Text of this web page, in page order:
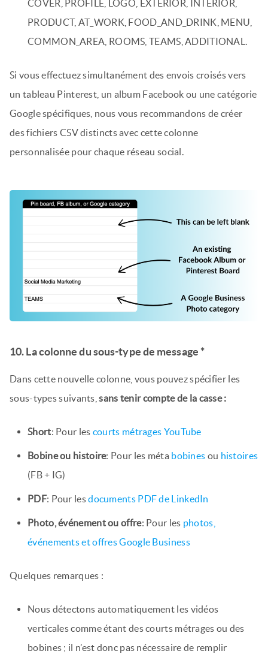
COVER, PROFILE, LOGO, EXTERIOR, INTERIOR,
PRODUCT, AT_WORK, FOOD_AND_DRINK, MENU,
COMMON_AREA, ROOMS, TEAMS, ADDITIONAL.
Si vous effectuez simultanément des envois croisés vers
un tableau Pinterest, un album Facebook ou une catégorie
Google spécifiques, nous vous recommandons de créer
des fichiers CSV distincts avec cette colonne
personnalisée pour chaque réseau social.
10. La colonne du sous-type de message *
Dans cette nouvelle colonne, vous pouvez spécifier les
sous-types suivants,sans tenir compte de la casse :
Short: Pour les courts métrages YouTube
Bobine ou histoire: Pour les méta bobines ou histoires
(FB + IG)
PDF: Pour lesdocuments PDF de LinkedIn
Photo, événement ou offre: Pour les photos,
événements et offres Google Business
Quelques remarques :
Nous détectons automatiquement les vidéos
verticales comme étant des courts métrages ou des
bobines ; il n’est donc pas nécessaire de remplir